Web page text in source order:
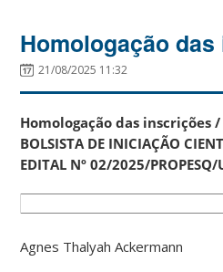
Homologação
21/08/2025 11:32
Homologação das inscrições /
BOLSISTA DE INICIAÇÃO
EDITAL Nº 02/2025/PROPESQ/
Agnes Thalyah Ackermann